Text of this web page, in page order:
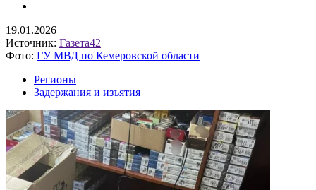
19.01.2026
Источник: Газета42
Фото: ГУ МВД по Кемеровской области
Регионы
Задержания и изъятия